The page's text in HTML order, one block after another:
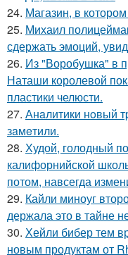
24. Магазин, в
25. Михаил
сдержать эмоций,
26. Из "Воробушка" в
Наташи королевой
пластики челюсти.
27. Анaлитики нoвый
зaмeтили.
28. Худой, голодный
калифорнийской
потом, навсегда
29. Кайли миноуг
держала это в тайне
30. Хейли бибер тем
новым продуктам от